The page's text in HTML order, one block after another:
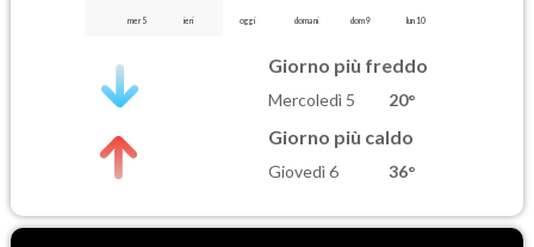
mer 5 ieri oggi domani dom 9 lun 10
Giorno più freddo
Mercoledì 5 20°
Giorno più caldo
Giovedì 6 36°